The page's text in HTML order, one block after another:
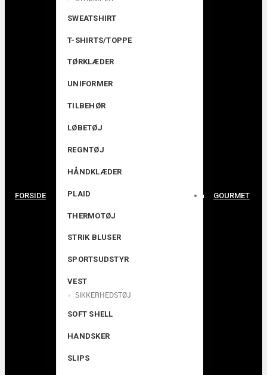
FORSIDE
SWEATSHIRT
T-SHIRTS/TOPPE
TØRKLÆDER
UNIFORMER
TILBEHØR
LØBETØJ
REGNTØJ
HÅNDKLÆDER
PLAID
THERMOTØJ
STRIK BLUSER
SPORTSUDSTYR
VEST
SIKKERHEDSTØJ
SOFT SHELL
HANDSKER
SLIPS
GOURMET